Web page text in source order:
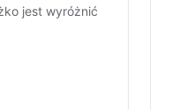
jest wyróżnić